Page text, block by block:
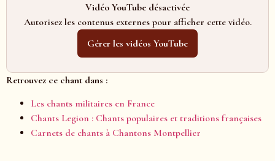
Vidéo YouTube désactivée
Autorisez les contenus externes pour afficher cette vidéo.
Gérer les vidéos YouTube
Retrouvez ce chant dans :
Les chants militaires en France
Chants Legion : Chants populaires et traditions françaises
Carnets de chants à Chantons Montpellier